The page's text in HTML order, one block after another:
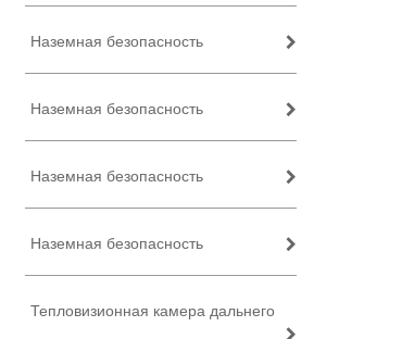
Наземная безопасность
Наземная безопасность
Наземная безопасность
Наземная безопасность
Тепловизионная камера дальнего